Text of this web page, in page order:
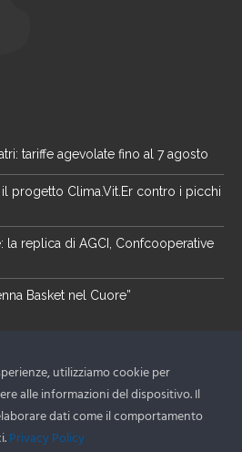
tariffe agevolate fino al 7 agosto
progetto Clima.Vit.Er contro i picchi
la replica di AGCI, Confcooperative
Basket nel Cuore”
territorio tramite la nostra
utilizziamo cookie per
alle informazioni del dispositivo. Il
dati come il comportamento
Privacy Policy